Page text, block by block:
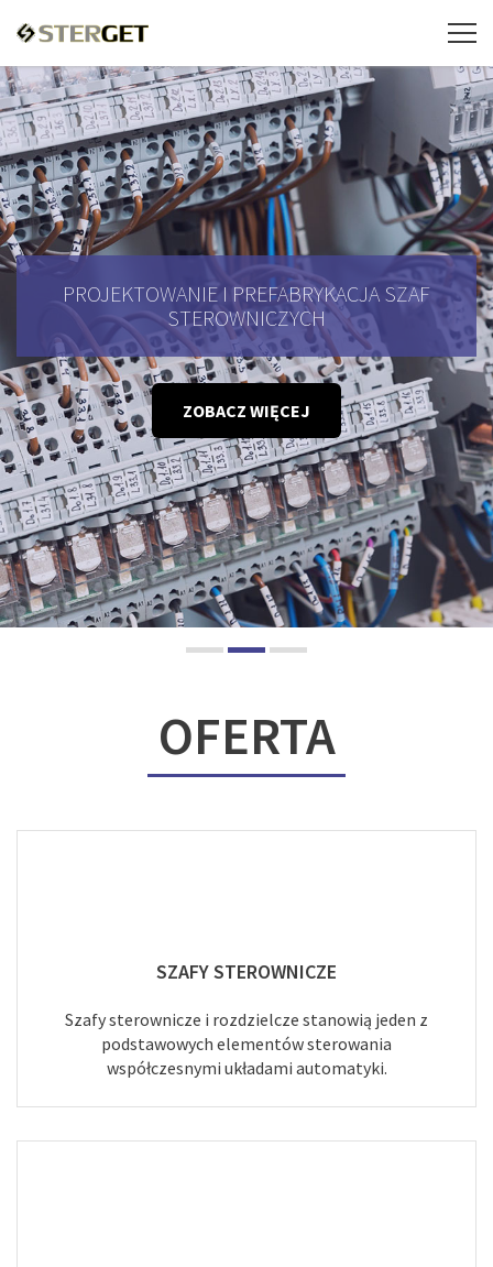
PROJEKTOWANIE I PREFABRYKACJA SZAF
STEROWNICZYCH
ZOBACZ WIĘCEJ
OFERTA
SZAFY STEROWNICZE
Szafy sterownicze i rozdzielcze stanowią jeden z
podstawowych elementów sterowania
współczesnymi układami automatyki.